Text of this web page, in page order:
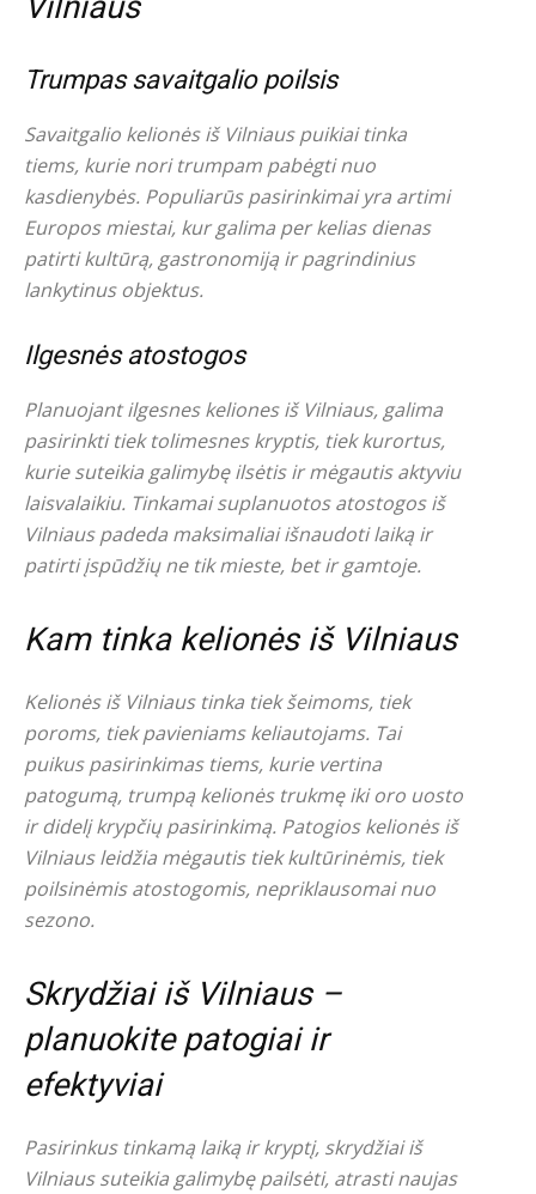
Trumpas savaitgalio poilsis
Savaitgalio kelionės iš Vilniaus puikiai tinka
tiems, kurie nori trumpam pabėgti nuo
kasdienybės. Populiarūs pasirinkimai yra artimi
Europos miestai, kur galima per kelias dienas
patirti kultūrą, gastronomiją ir pagrindinius
lankytinus objektus.
Ilgesnės atostogos
Planuojant ilgesnes keliones iš Vilniaus, galima
pasirinkti tiek tolimesnes kryptis, tiek kurortus,
kurie suteikia galimybę ilsėtis ir mėgautis aktyviu
laisvalaikiu. Tinkamai suplanuotos atostogos iš
Vilniaus padeda maksimaliai išnaudoti laiką ir
patirti įspūdžių ne tik mieste, bet ir gamtoje.
Kam tinka kelionės iš Vilniaus
Kelionės iš Vilniaus tinka tiek šeimoms, tiek
poroms, tiek pavieniams keliautojams. Tai
puikus pasirinkimas tiems, kurie vertina
patogumą, trumpą kelionės trukmę iki oro uosto
ir didelį krypčių pasirinkimą. Patogios kelionės iš
Vilniaus leidžia mėgautis tiek kultūrinėmis, tiek
poilsinėmis atostogomis, nepriklausomai nuo
sezono.
Skrydžiai iš Vilniaus –
planuokite patogiai ir
efektyviai
Pasirinkus tinkamą laiką ir kryptį, skrydžiai iš
Vilniaus suteikia galimybę pailsėti, atrasti naujas